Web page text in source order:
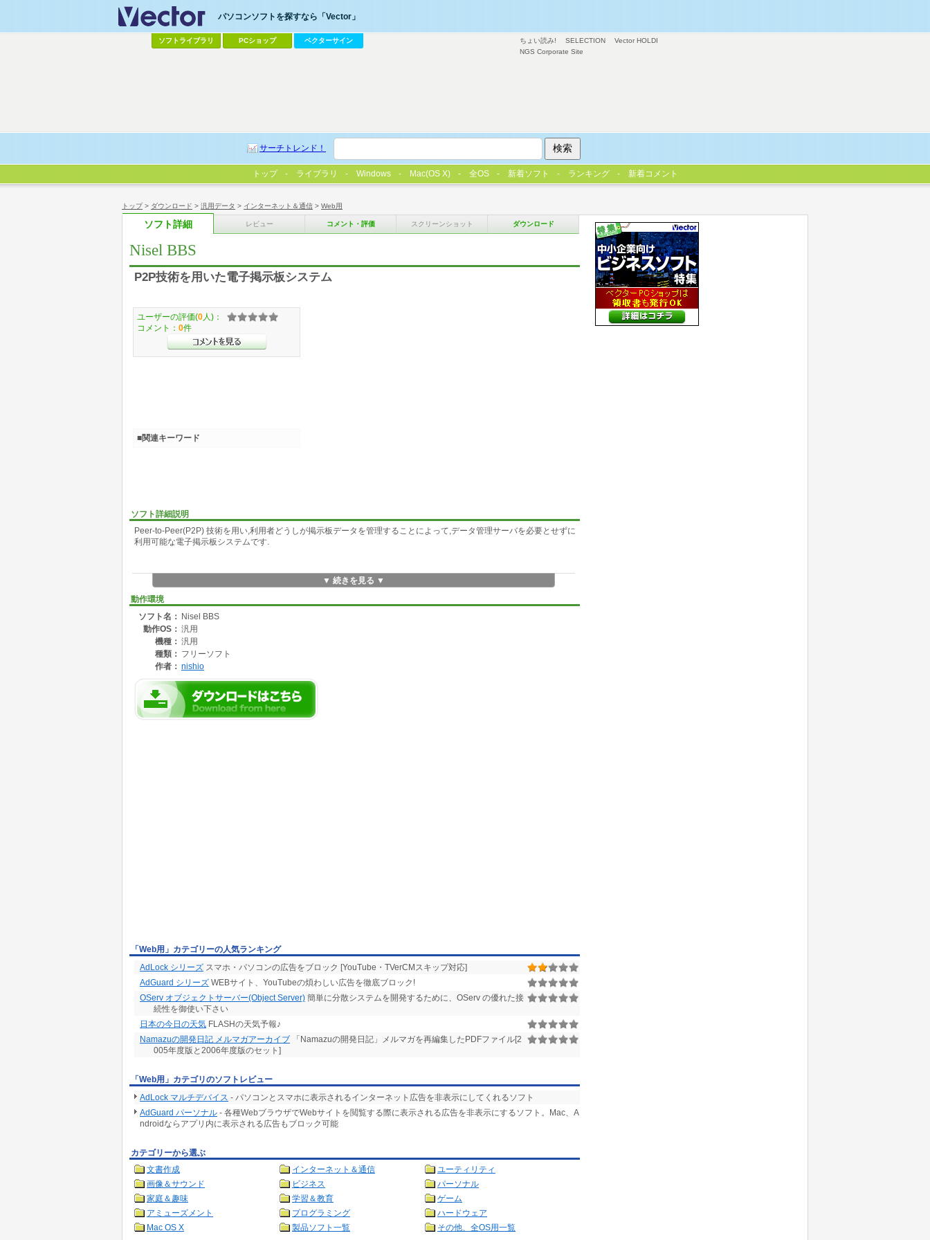
トップ> ダウンロード > 汎用データ > インターネット＆通信 > Web用
ソフト詳細 レビュー コメント・評価 スクリーンショット ダウンロード
Nisel BBS
P2P技術を用いた電子掲示板システム
ソフト詳細説明
Peer-to-Peer(P2P) 技術を用い,利用者どうしが掲示板データを管理することによって,データ管理サーバを必要とせずに
利用可能な電子掲示板システムです.
▼ 続きを見る ▼
動作環境
ソフト名： Nisel BBS
動作OS： 汎用
機種： 汎用
種類： フリーソフト
作者： nishio
ユーザーの評価(0 人)：
コメント： 0件
■関連キーワード
「Web用」カテゴリーの人気ランキング
AdLock シリーズ スマホ・パソコンの広告をブロック [YouTube・TVerCMスキップ対応]
AdGuard シリーズ WEBサイト、YouTubeの煩わしい広告を徹底ブロック!
OServ オブジェクトサーバー(Object Server) 簡単に分散システムを開発するために、OServ の優れた接
続性を御使い下さい
日本の今日の天気 FLASHの天気予報♪
Namazuの開発日記 メルマガアーカイブ 「Namazuの開発日記」メルマガを再編集したPDFファイル[2
005年度版と2006年度版のセット]
「Web用」カテゴリのソフトレビュー
AdLock マルチデバイス - パソコンとスマホに表示されるインターネット広告を非表示にしてくれるソフト
AdGuard パーソナル - 各種WebブラウザでWebサイトを閲覧する際に表示される広告を非表示にするソフト。Mac、A
ndroidならアプリ内に表示される広告もブロック可能
カテゴリーから選ぶ
文書作成
インターネット＆通信
ユーティリティ
画像＆サウンド
ビジネス
パーソナル
家庭＆趣味
学習＆教育
ゲーム
アミューズメント
プログラミング
ハードウェア
Mac OS X
製品ソフト一覧 その他、全OS用一覧
ちょい読み! SELECTION
Vector HOLDI
NGS Corporate Site
パソコンソフトを探すなら「Vector」
ソフトライブラリ PCショップ ベクターサイン
サーチトレンド！
トップ ライブラリ Windows Mac(OS X) 全OS 新着ソフト ランキング 新着コメント